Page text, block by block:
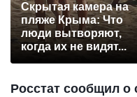
Скрытая камера на
пляже Крыма: Что
люди вытворяют,
когда их не видят...
Росстат сообщил о